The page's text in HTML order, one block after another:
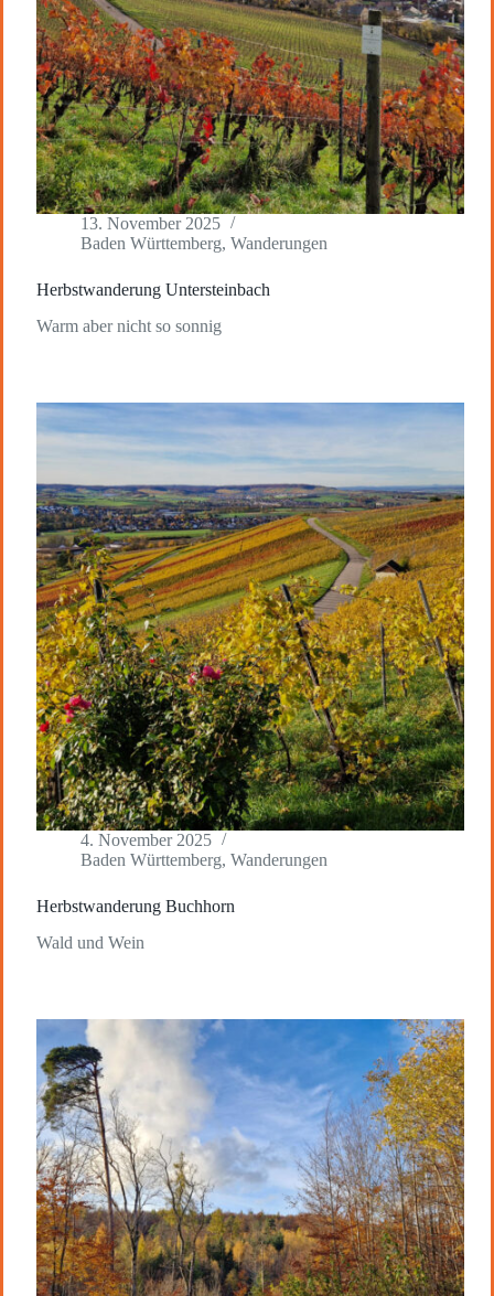
13. November 2025
Baden Württemberg, Wanderungen
Herbstwanderung Untersteinbach
Warm aber nicht so sonnig
4. November 2025
Baden Württemberg, Wanderungen
Herbstwanderung Buchhorn
Wald und Wein